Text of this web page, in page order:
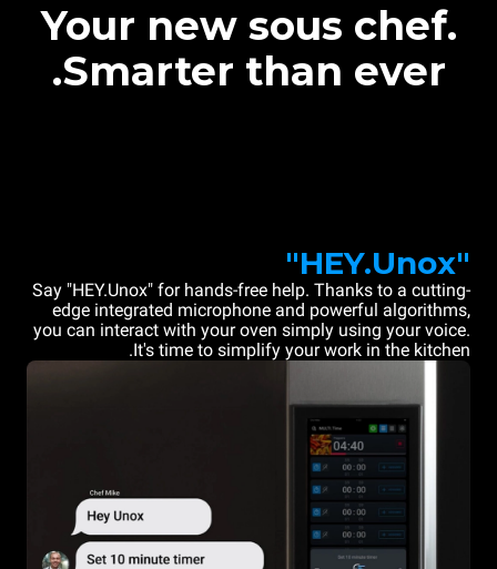
Your new sous chef.
Smarter than ever.
"HEY.Unox"
Say "HEY.Unox" for hands-free help. Thanks to a cutting-
edge integrated microphone and powerful algorithms,
you can interact with your oven simply using your voice.
It's time to simplify your work in the kitchen.